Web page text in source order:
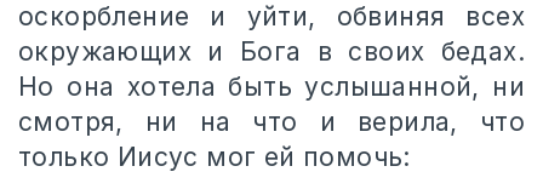
оскорбление и уйти, обвиняя всех
окружающих и Бога в своих бедах.
Но она хотела быть услышанной, ни
смотря, ни на что и верила, что
только Иисус мог ей помочь: